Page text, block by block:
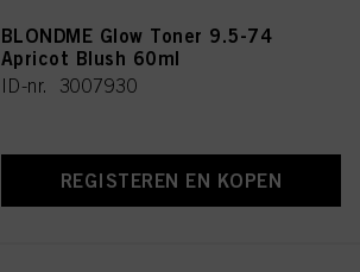
BLONDME Glow Toner 9.5-74
Apricot Blush 60ml
ID-nr. 3007930
REGISTEREN EN KOPEN